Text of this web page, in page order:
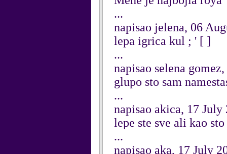
...
napisao jelena, 06
lepa igrica kul ; ' [ ]
...
napisao selena
glupo sto sam
...
napisao akica, 17 July
lepe ste sve ali kao
...
napisao aka, 17 July